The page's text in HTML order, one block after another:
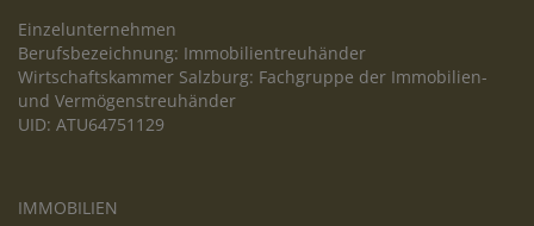
Einzelunternehmen
Berufsbezeichnung: Immobilientreuhänder
Wirtschaftskammer Salzburg: Fachgruppe der Immobilien-
und Vermögenstreuhänder
UID: ATU64751129
IMMOBILIEN